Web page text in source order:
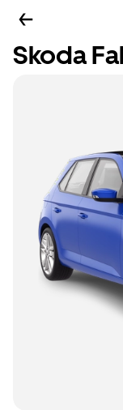
Skoda